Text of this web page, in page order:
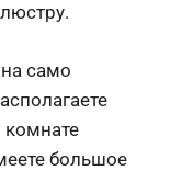
само
комнате
большое